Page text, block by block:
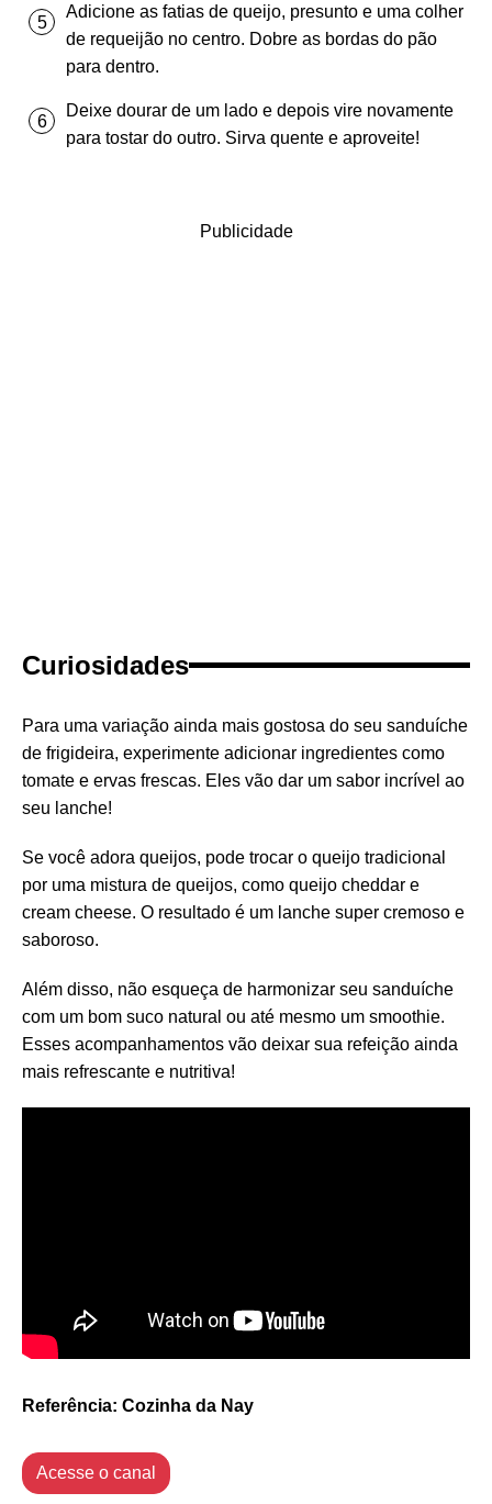
Adicione as fatias de queijo, presunto e uma colher
de requeijão no centro. Dobre as bordas do pão
para dentro.
Deixe dourar de um lado e depois vire novamente
para tostar do outro. Sirva quente e aproveite!
Publicidade
Curiosidades
Para uma variação ainda mais gostosa do seu sanduíche
de frigideira, experimente adicionar ingredientes como
tomate e ervas frescas. Eles vão dar um sabor incrível ao
seu lanche!
Se você adora queijos, pode trocar o queijo tradicional
por uma mistura de queijos, como queijo cheddar e
cream cheese. O resultado é um lanche super cremoso e
saboroso.
Além disso, não esqueça de harmonizar seu sanduíche
com um bom suco natural ou até mesmo um smoothie.
Esses acompanhamentos vão deixar sua refeição ainda
mais refrescante e nutritiva!
Referência: Cozinha da Nay
Acesse o canal